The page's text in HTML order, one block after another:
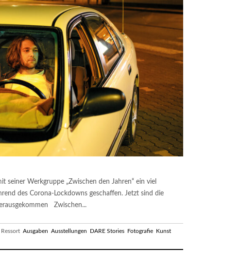
seiner Werkgruppe „Zwischen den Jahren“ ein viel
des Corona-Lockdowns geschaffen. Jetzt sind die
Zwischen...
Ressort Ausgaben Ausstellungen DARE Stories Fotografie Kunst